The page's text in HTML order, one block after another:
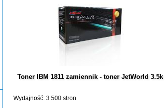
Toner IBM 1811 zamiennik - toner JetWorld 3.5k
Wydajność: 3 500 stron